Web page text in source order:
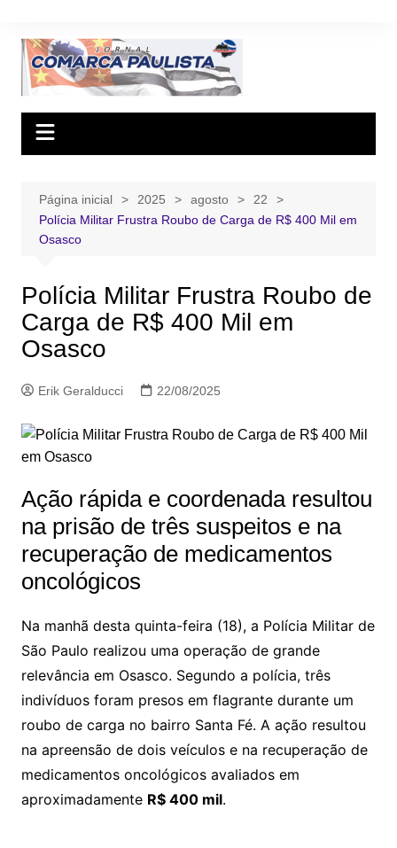
conteúdo
Página inicial 2025 agosto
22
Polícia Militar Frustra Roubo de Carga de R$ 400 Mil em
Osasco
Polícia Militar Frustra Roubo de
Carga de R$ 400 Mil em
Osasco
Erik Geralducci 22/08/2025
Ação rápida e coordenada resultou
na prisão de três suspeitos e na
recuperação de medicamentos
oncológicos
Na manhã desta quinta-feira (18), a Polícia Militar de
São Paulo realizou uma operação de grande
relevância em Osasco. Segundo a polícia, três
indivíduos foram presos em flagrante durante um
roubo de carga no bairro Santa Fé. A ação resultou
na apreensão de dois veículos e na recuperação de
medicamentos oncológicos avaliados em
aproximadamente R$ 400 mil.